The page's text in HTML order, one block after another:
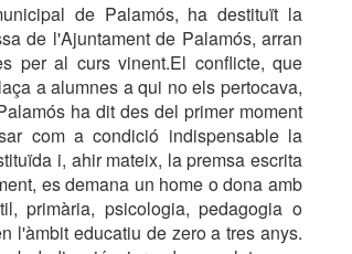
de Palamós, ha destituït la
de l'Ajuntament de Palamós, arran
per al curs vinent.El conflicte, que
a alumnes a qui no els pertocava,
ha dit des del primer moment
com a condició indispensable la
i, ahir mateix, la premsa escrita
es demana un home o dona amb
primària, psicologia, pedagogia o
l'àmbit educatiu de zero a tres anys.